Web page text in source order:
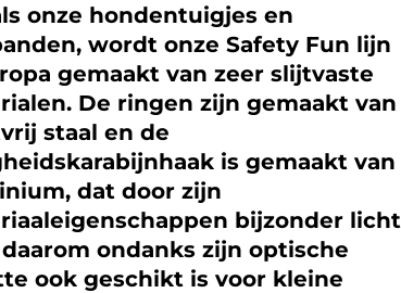
onze hondentuigjes en
wordt onze Safety Fun lijn
gemaakt van zeer slijtvaste
De ringen zijn gemaakt van
staal en de
is gemaakt van
dat door zijn
bijzonder licht
ondanks zijn optische
ook geschikt is voor kleine